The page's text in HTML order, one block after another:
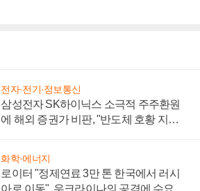
전자·전기·정보통신
삼성전자 SK하이닉스 소극적 주주환원
에 해외 증권가 비판, "반도체 호황 지속
화학·에너지
로이터 "정제연료 3만 톤 한국에서 러시